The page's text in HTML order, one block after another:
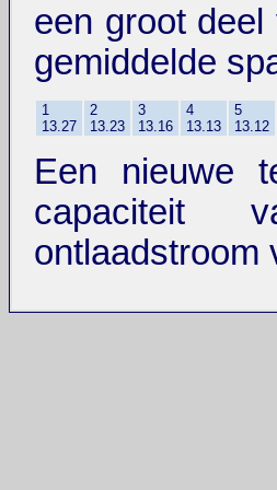
een groot
gemiddelde
1
13.27
2
13.23
3
13.16
4
13.13
5
13.12
Een nieuwe
capaciteit
ontlaadstroom